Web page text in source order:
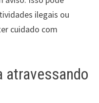
ilegais ou
cuidado com
atravessando